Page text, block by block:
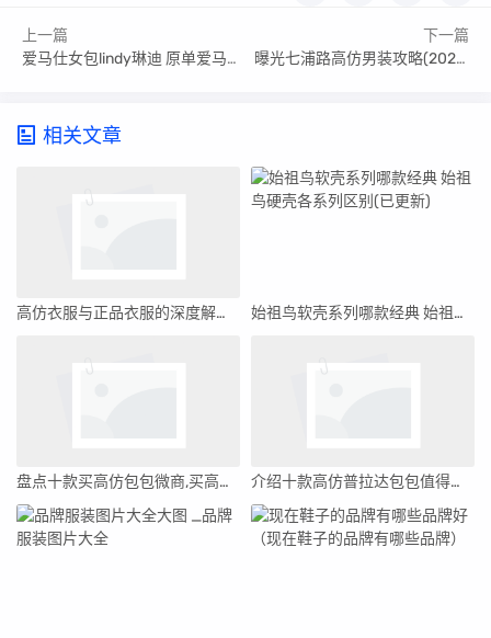
上一篇
爱马仕女包lindy琳迪 原单爱马仕琳迪包包(已更新)
下一篇
曝光七浦路高仿男装攻略(2023更新中)
相关文章
高仿衣服与正品衣服的深度解析，差异、品质及价值 始祖鸟软壳系列哪款经典 始祖鸟硬壳各系列区别(已更新)
盘点十款买高仿包包微商,买高仿包包微商怎么赚钱 介绍十款高仿普拉达包包值得买吗(买普拉达包包都是什么人)